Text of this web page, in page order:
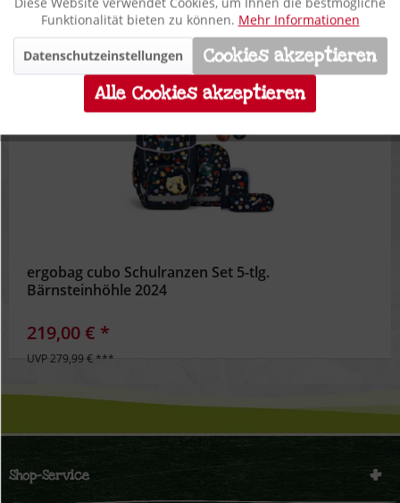
ergobag cubo Schulranzen Set 5-tlg.
Bärnsteinhöhle 2024
219,00 € *
UVP 279,99 € ***
Shop-Service
Marketing Inaktiv
Inaktiv
Funktionalität bieten zu können. Mehr Informationen
Datenschutzeinstellungen
Cookies akzeptieren
Alle Cookies akzeptieren